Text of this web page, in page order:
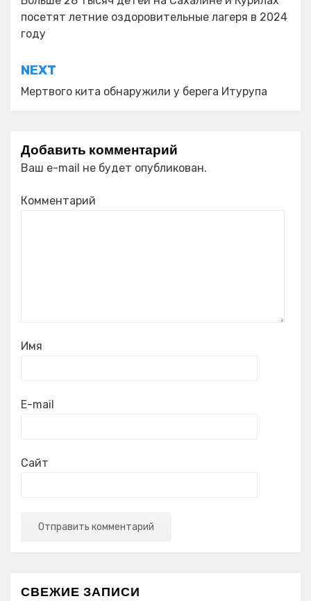
по
записям
посетят летние оздоровительные лагеря в 2024
году
NEXT
Мертвого кита обнаружили у берега Итурупа
Добавить комментарий
Ваш e-mail не будет опубликован.
Комментарий
Имя
E-mail
Сайт
СВЕЖИЕ ЗАПИСИ